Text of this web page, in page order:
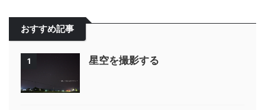
おすすめ記事
1 星空を撮影する